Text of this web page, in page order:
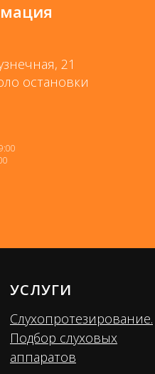
21
остановки
УСЛУГИ
Слухопротезирование.
Подбор слуховых
аппаратов